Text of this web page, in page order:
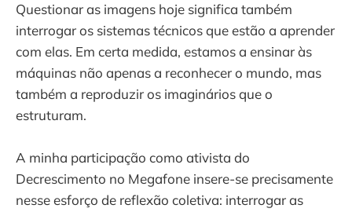
Questionar as imagens hoje significa também
interrogar os sistemas técnicos que estão a aprender
com elas. Em certa medida, estamos a ensinar às
máquinas não apenas a reconhecer o mundo, mas
também a reproduzir os imaginários que o
estruturam.
A minha participação como ativista do
Decrescimento no Megafone insere-se precisamente
nesse esforço de reflexão coletiva: interrogar as